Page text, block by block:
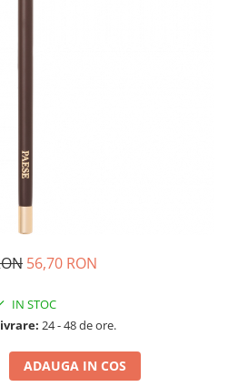
56,70 RON
IN STOC
24 - 48 de ore.
ADAUGA IN COS